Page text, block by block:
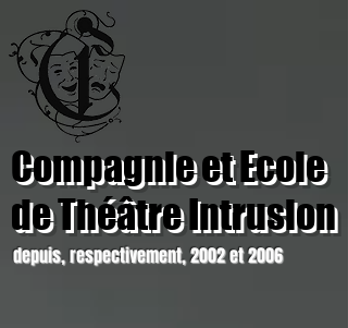
Compagnie et Ecole
de Théâtre Intrusion
depuis, respectivement, 2002 et 2006